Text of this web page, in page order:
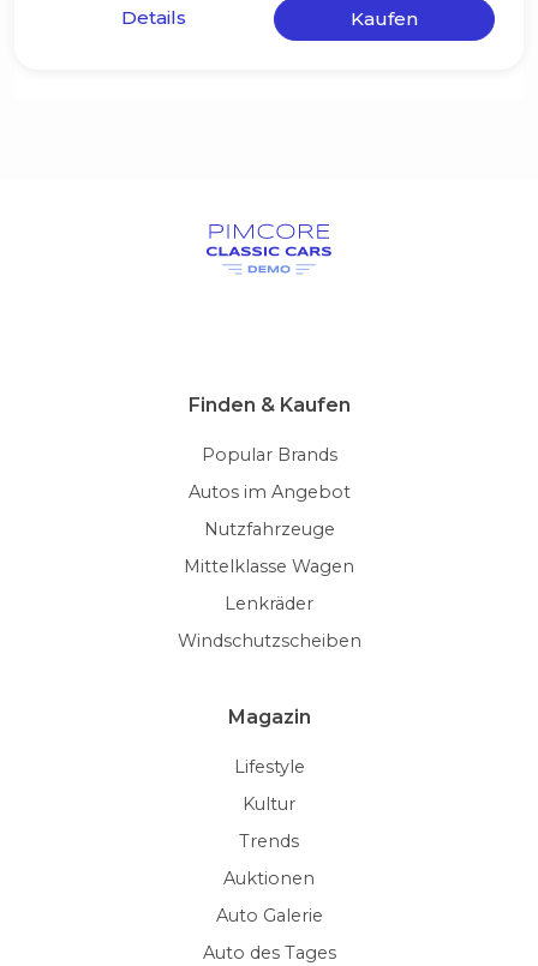
Details Kaufen
Finden & Kaufen
Popular Brands
Autos im Angebot
Nutzfahrzeuge
Mittelklasse Wagen
Lenkräder
Windschutzscheiben
Magazin
Lifestyle
Kultur
Trends
Auktionen
Auto Galerie
Auto des Tages